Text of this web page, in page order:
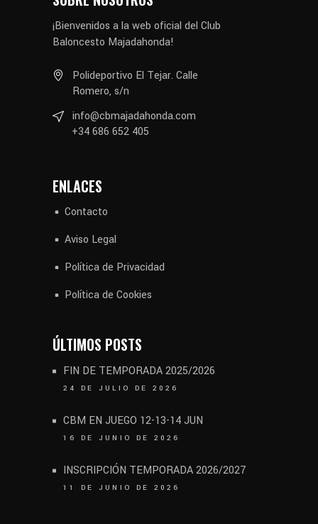
¡Bienvenidos a la web oficial del Club
Baloncesto Majadahonda!
Polideportivo El Tejar. Calle
Romero, s/n
info@cbmajadahonda.com
+34 686 652 405
ENLACES
Contacto
Aviso Legal
Política de Privacidad
Política de Cookies
ÚLTIMOS POSTS
FIN DE TEMPORADA 2025/2026
24 DE JULIO DE 2026
CBM EN JUEGO 12-13-14 JUN
16 DE JUNIO DE 2026
INSCRIPCIÓN TEMPORADA 2026/2027
11 DE JUNIO DE 2026